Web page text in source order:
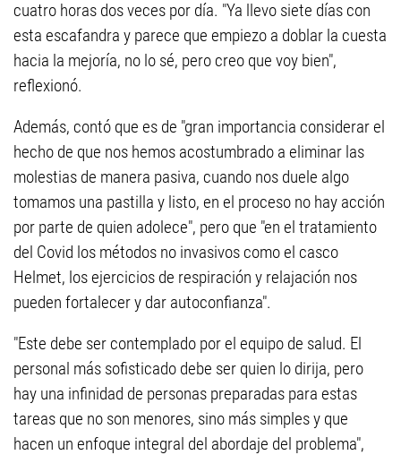
cuatro horas dos veces por día. "Ya llevo siete días con
esta escafandra y parece que empiezo a doblar la cuesta
hacia la mejoría, no lo sé, pero creo que voy bien",
reflexionó.
Además, contó que es de "gran importancia considerar el
hecho de que nos hemos acostumbrado a eliminar las
molestias de manera pasiva, cuando nos duele algo
tomamos una pastilla y listo, en el proceso no hay acción
por parte de quien adolece", pero que "en el tratamiento
del Covid los métodos no invasivos como el casco
Helmet, los ejercicios de respiración y relajación nos
pueden fortalecer y dar autoconfianza".
"Este debe ser contemplado por el equipo de salud. El
personal más sofisticado debe ser quien lo dirija, pero
hay una infinidad de personas preparadas para estas
tareas que no son menores, sino más simples y que
hacen un enfoque integral del abordaje del problema",